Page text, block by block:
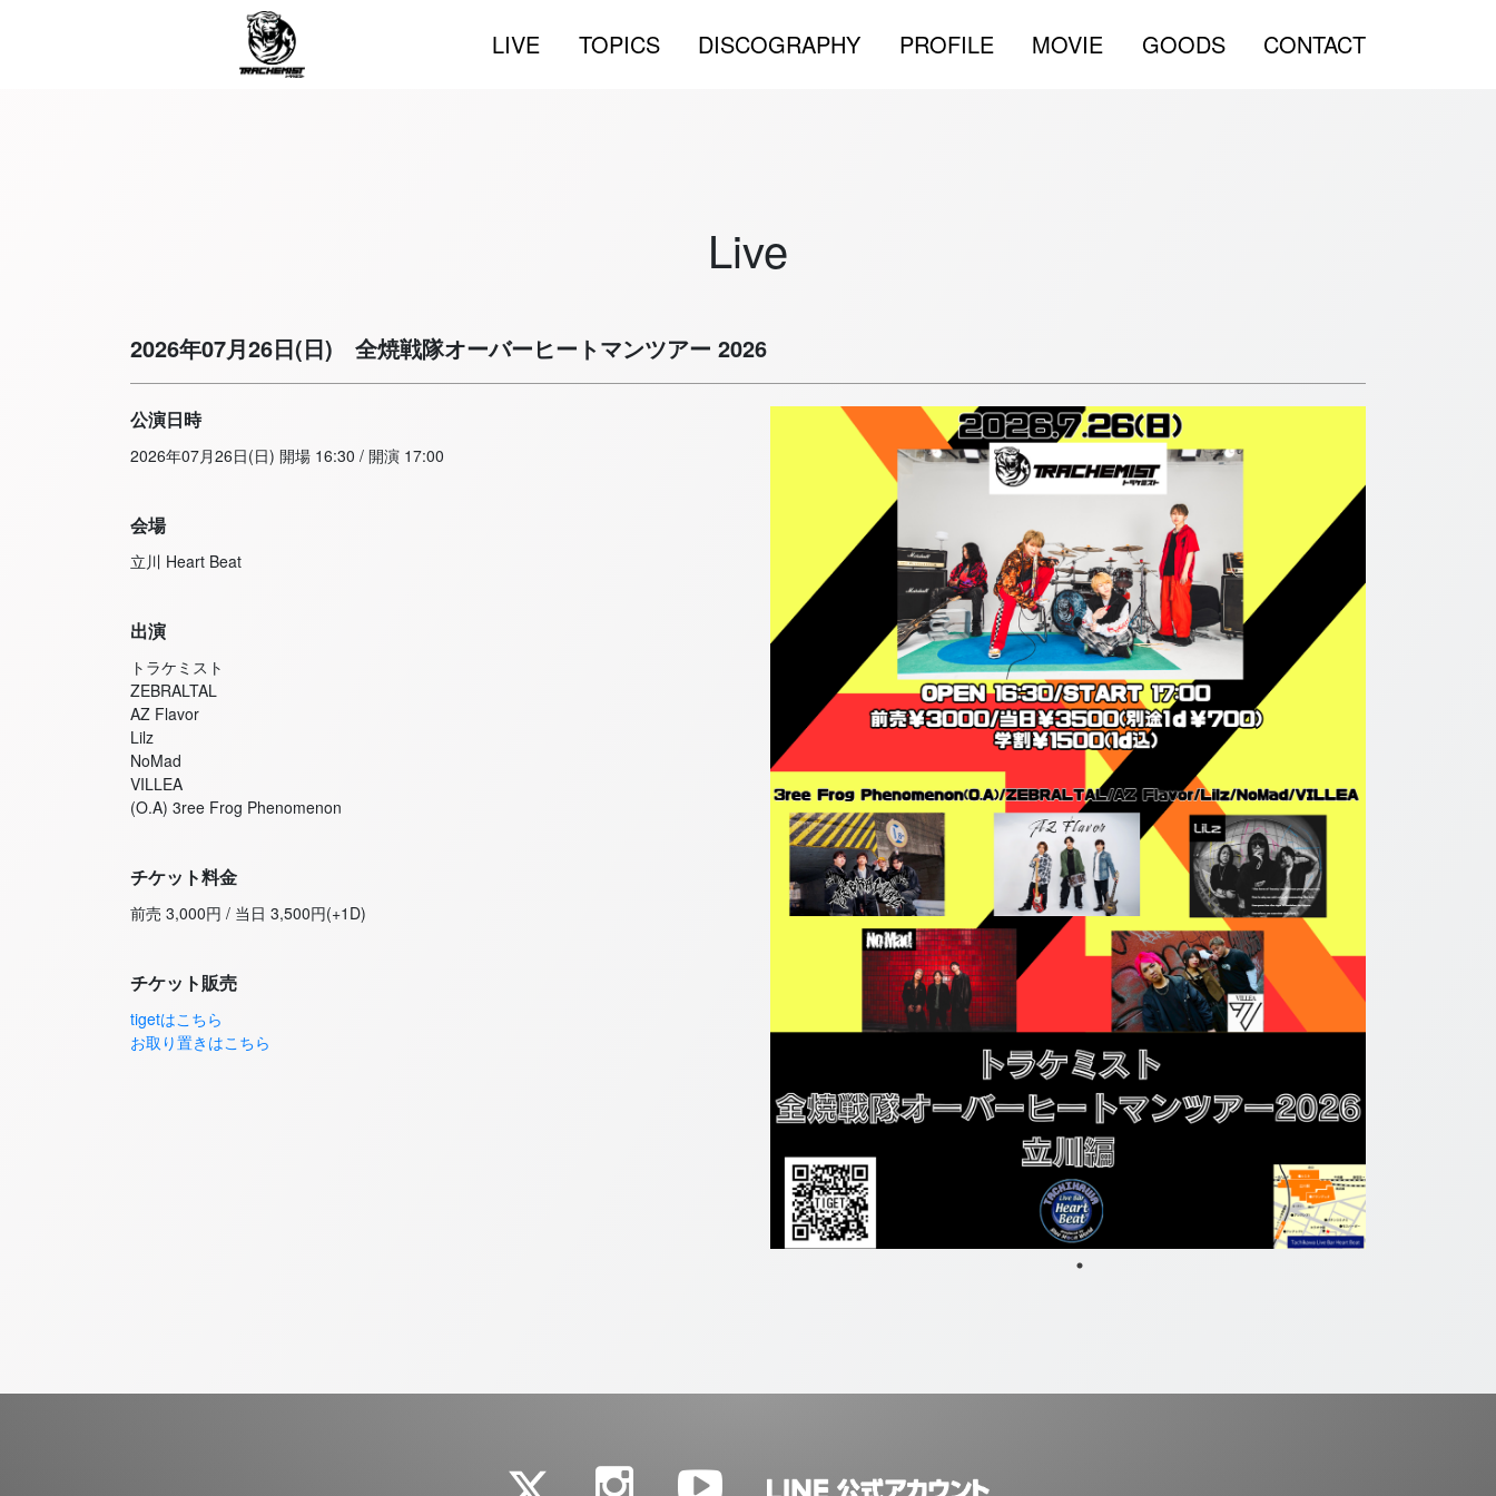
LIVE TOPICS DISCOGRAPHY PROFILE MOVIE GOODS CONTACT
Live
2026年07月26日(日) 全焼戦隊オーバーヒートマンツアー 2026
公演日時
2026年07月26日(日) 開場 16:30 / 開演 17:00
会場
立川 Heart Beat
出演
トラケミスト
ZEBRALTAL
AZ Flavor
Lilz
NoMad
VILLEA
(O.A) 3ree Frog Phenomenon
チケット料金
前売 3,000円 / 当日 3,500円(+1D)
チケット販売
tigetはこちら
お取り置きはこちら